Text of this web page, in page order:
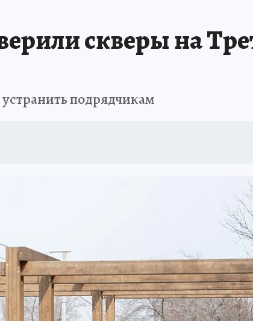
АФИША МОЙ ЛЮБИМЫЙ УЧИТЕЛЬ – 2024 ИСПЫТАНО
скверы на
подрядчикам